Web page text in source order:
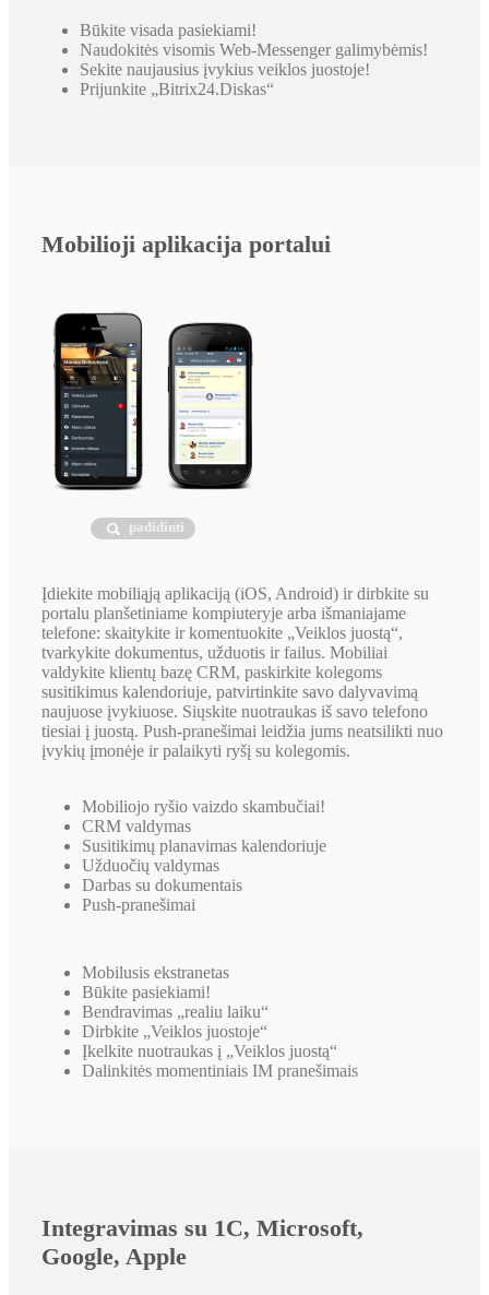
Būkite visada pasiekiami!
Naudokitės visomis Web-Messenger galimybėmis!
Sekite naujausius įvykius veiklos juostoje!
Prijunkite „Bitrix24.Diskas“
Mobilioji aplikacija portalui
padidinti
Įdiekite mobiliąją aplikaciją (iOS, Android) ir dirbkite su
portalu planšetiniame kompiuteryje arba išmaniajame
telefone: skaitykite ir komentuokite „Veiklos juostą“,
tvarkykite dokumentus, užduotis ir failus. Mobiliai
valdykite klientų bazę CRM, paskirkite kolegoms
susitikimus kalendoriuje, patvirtinkite savo dalyvavimą
naujuose įvykiuose. Siųskite nuotraukas iš savo telefono
tiesiai į juostą. Push-pranešimai leidžia jums neatsilikti nuo
įvykių įmonėje ir palaikyti ryšį su kolegomis.
Mobiliojo ryšio vaizdo skambučiai!
CRM valdymas
Susitikimų planavimas kalendoriuje
Užduočių valdymas
Darbas su dokumentais
Push-pranešimai
Mobilusis ekstranetas
Būkite pasiekiami!
Bendravimas „realiu laiku“
Dirbkite „Veiklos juostoje“
Įkelkite nuotraukas į „Veiklos juostą“
Dalinkitės momentiniais IM pranešimais
Integravimas su 1C, Microsoft,
Google, Apple